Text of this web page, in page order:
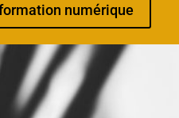
numérique